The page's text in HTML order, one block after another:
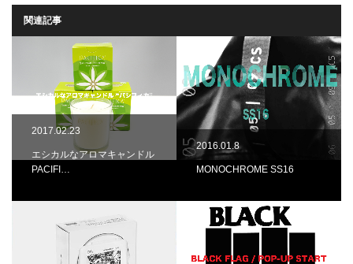
関連記事
2017.02.23
エシカルなアロマキャンドル
PACIFI…
2016.01.8
MONOCHROME SS16